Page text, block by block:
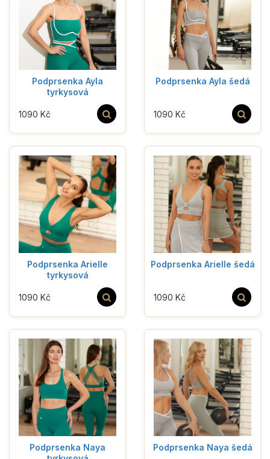
Podprsenka Ayla
tyrkysová
1090 Kč
Podprsenka Ayla šedá
1090 Kč
Podprsenka Arielle
tyrkysová
1090 Kč
Podprsenka Arielle šedá
1090 Kč
Podprsenka Naya
Podprsenka Naya šedá